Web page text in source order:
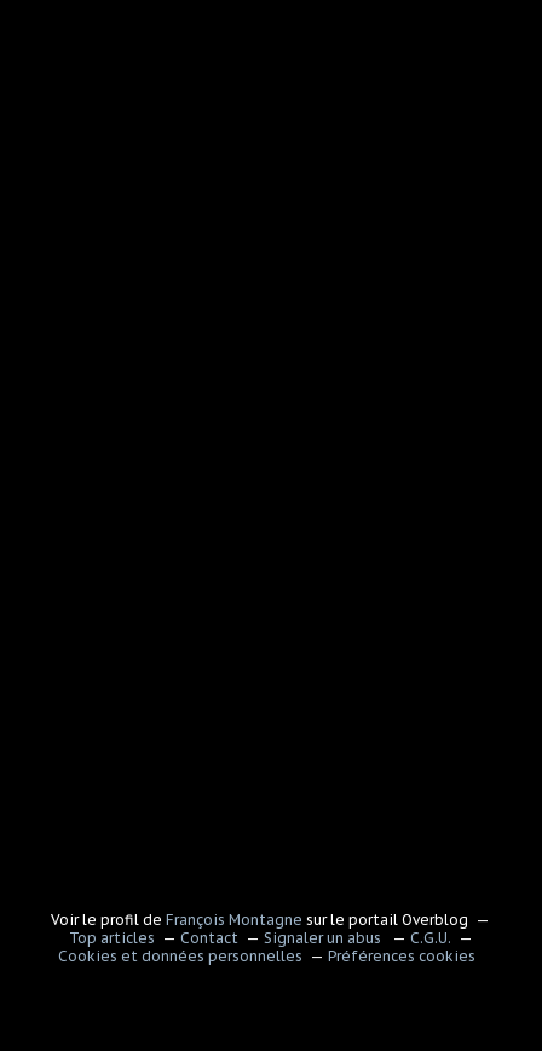
Voir le profil deFrançois Montagne sur le portail Overblog
Top articles
Contact Signaler un abus
C.G.U.
Cookies et données personnelles
Préférences cookies